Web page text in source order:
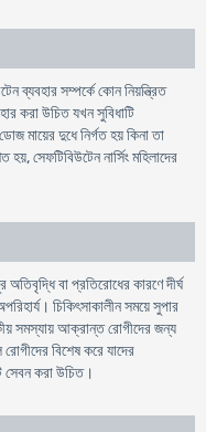
ব্যবহার সম্পর্কে কোন নিয়ন্ত্রিত
করা উচিত যখন সুবিধাটি
মায়ের দুধে নির্গত হয় কিনা তা
সেফটিবিউটেন নার্সিং মহিলাদের
অতিবৃদ্ধি বা প্রতিরোধের কারণে দীর্ঘ
চিকিৎসাকালীন সময়ে সুপার
সমস্যায় আক্রান্ত রোগীদের জন্য
বিশেষ করে যাদের
সেবন করা উচিত।